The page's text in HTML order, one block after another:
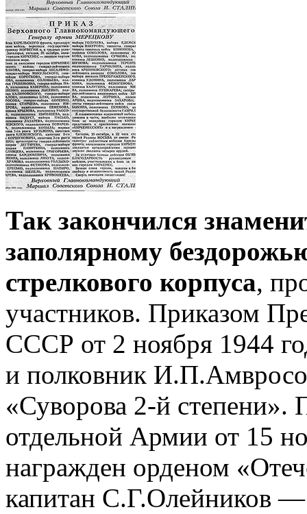
Так закончился
заполярному
стрелкового корпуса,
участников. Приказом
СССР от 2 ноября 1944
и полковник
«Суворова 2-й степени».
отдельной Армии от 15
награжден орденом
капитан С.Г.Олейников